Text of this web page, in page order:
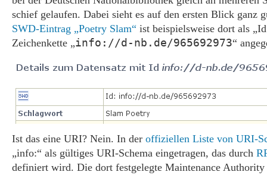
schief gelaufen. Dabei sieht es auf den ersten Blick ganz
SWD-Eintrag „Poetry Slam“ ist beispielsweise dort als
Zeichenkette „info://d-nb.de/965692973“
Ist das eine URI? Nein. In der offiziellen Liste von URI-
„info:“ als gültiges URI-Schema eingetragen, das durch
definiert wird. Die dort festgelegte Maintenance Authority